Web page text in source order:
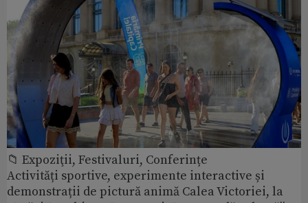
📁 Expoziţii, Festivaluri, Conferințe
Activități sportive, experimente interactive și
demonstrații de pictură animă Calea Victoriei, la